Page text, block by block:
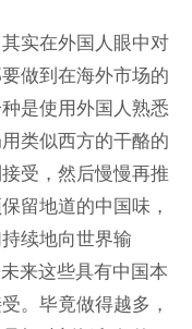
实在外国人眼中对
做到在海外市场的
是使用外国人熟悉
类似西方的干酪的
受，然后慢慢再推
留地道的中国味，
续地向世界输
来这些具有中国本
。毕竟做得越多，